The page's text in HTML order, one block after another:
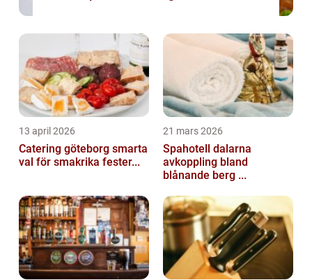
13 april 2026
Catering göteborg smarta
val för smakrika fester...
21 mars 2026
Spahotell dalarna
avkoppling bland
blånande berg ...